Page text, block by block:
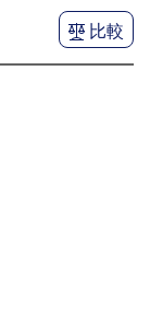
比較